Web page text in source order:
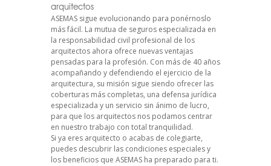
arquitectos
ASEMAS sigue evolucionando para ponérnoslo
más fácil. La mutua de seguros especializada en
la responsabilidad civil profesional de los
arquitectos ahora ofrece nuevas ventajas
pensadas para la profesión. Con más de 40 años
acompañando y defendiendo el ejercicio de la
arquitectura, su misión sigue siendo ofrecer las
coberturas más completas, una defensa jurídica
especializada y un servicio sin ánimo de lucro,
para que los arquitectos nos podamos centrar
en nuestro trabajo con total tranquilidad.
Si ya eres arquitecto o acabas de colegiarte,
puedes descubrir las condiciones especiales y
los beneficios que ASEMAS ha preparado para ti.